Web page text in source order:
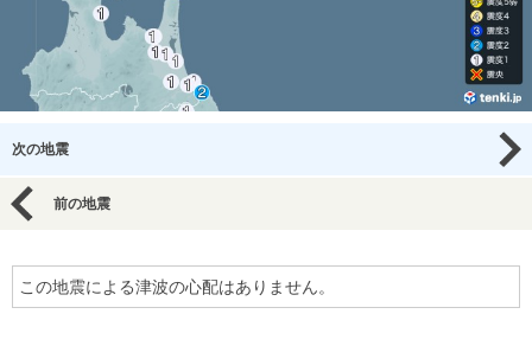
次の地震
前の地震
この地震による津波の心配はありません。